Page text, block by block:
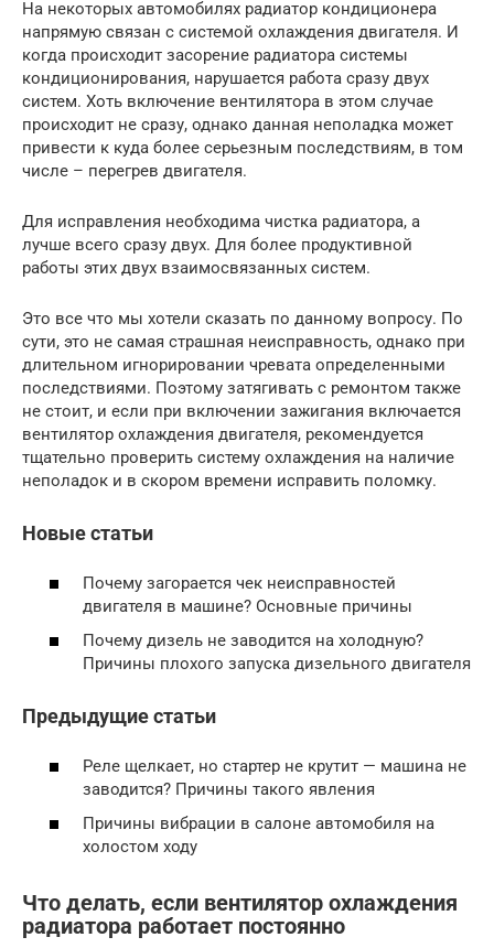
На некоторых автомобилях радиатор кондиционера
напрямую связан с системой охлаждения двигателя. И
когда происходит засорение радиатора системы
кондиционирования, нарушается работа сразу двух
систем. Хоть включение вентилятора в этом случае
происходит не сразу, однако данная неполадка может
привести к куда более серьезным последствиям, в том
числе – перегрев двигателя.
Для исправления необходима чистка радиатора, а
лучше всего сразу двух. Для более продуктивной
работы этих двух взаимосвязанных систем.
Это все что мы хотели сказать по данному вопросу. По
сути, это не самая страшная неисправность, однако при
длительном игнорировании чревата определенными
последствиями. Поэтому затягивать с ремонтом также
не стоит, и если при включении зажигания включается
вентилятор охлаждения двигателя, рекомендуется
тщательно проверить систему охлаждения на наличие
неполадок и в скором времени исправить поломку.
Новые статьи
Почему загорается чек неисправностей
двигателя в машине? Основные причины
Почему дизель не заводится на холодную?
Причины плохого запуска дизельного двигателя
Предыдущие статьи
Реле щелкает, но стартер не крутит — машина не
заводится? Причины такого явления
Причины вибрации в салоне автомобиля на
холостом ходу
Что делать, если вентилятор охлаждения
радиатора работает постоянно